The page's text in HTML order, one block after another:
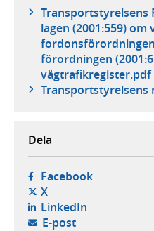
Transportstyrelsens
lagen (2001:559)
fordonsförordningen
förordningen
vägtrafikregister.pdf
Transportstyrelsens
Dela
Facebook- öppnas i
X- öppnas i ny flik,
LinkedIn- öppnas i
E-post- öppnar din